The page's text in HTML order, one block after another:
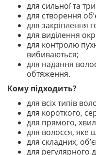
для сильної та
для створення
для закріплення
для виділення
для контролю
вибиваються;
для надання
обтяження.
Кому підходить?
для всіх типів
для короткого,
для прямого,
для волосся, яке
для складних,
для регулярного